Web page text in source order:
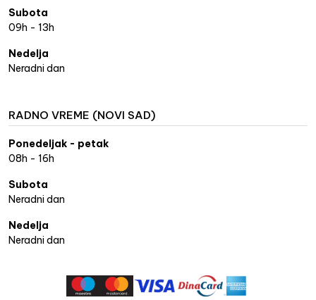
Subota
09h - 13h
Nedelja
Neradni dan
RADNO VREME (NOVI SAD)
Ponedeljak - petak
08h - 16h
Subota
Neradni dan
Nedelja
Neradni dan